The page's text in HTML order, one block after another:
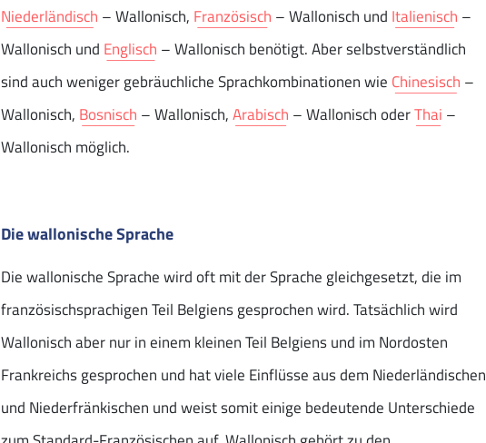
Niederländisch – Wallonisch, Französisch – Wallonisch und Italienisch –
Wallonisch und Englisch – Wallonisch benötigt. Aber selbstverständlich
sind auch weniger gebräuchliche Sprachkombinationen wie Chinesisch –
Wallonisch, Bosnisch – Wallonisch,Arabisch – Wallonisch oderThai –
Wallonisch möglich.
Die wallonische Sprache
Die wallonische Sprache wird oft mit der Sprache gleichgesetzt, die im
französischsprachigen Teil Belgiens gesprochen wird. Tatsächlich wird
Wallonisch aber nur in einem kleinen Teil Belgiens und im Nordosten
Frankreichs gesprochen und hat viele Einflüsse aus dem Niederländischen
und Niederfränkischen und weist somit einige bedeutende Unterschiede